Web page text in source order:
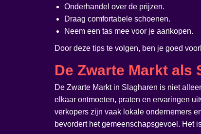
Onderhandel over de prijzen.
Draag comfortabele schoenen.
Neem een tas mee voor je aankopen.
Door deze tips te volgen, ben je goed
De Zwarte Markt als
De Zwarte Markt in Slagharen is niet
elkaar ontmoeten, praten en ervaringen
verkopers zijn vaak lokale ondernemers
bevordert het gemeenschapsgevoel. Het